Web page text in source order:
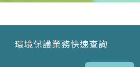
環境保護業務快速查詢